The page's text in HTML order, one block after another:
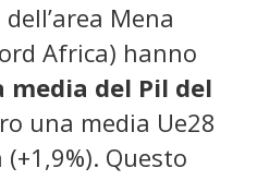
Mena
Africa) hanno
media del Pil del
una media Ue28
Questo